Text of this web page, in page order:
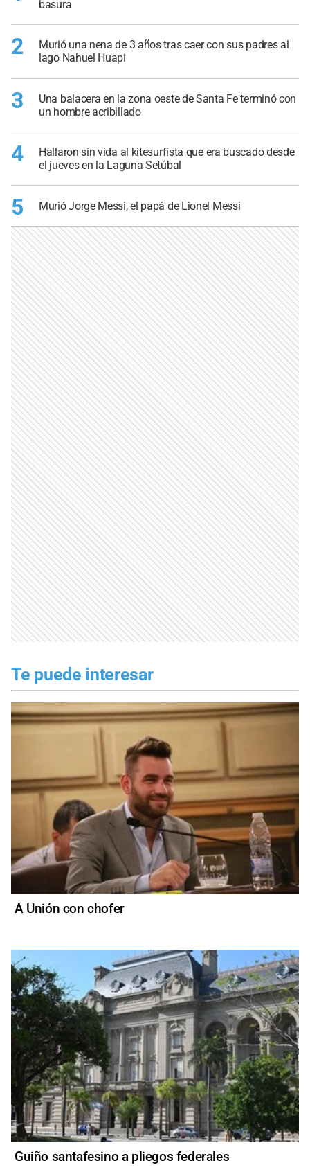
basura
2
Murió una nena de 3 años tras caer con sus padres al
lago Nahuel Huapi
3
Una balacera en la zona oeste de Santa Fe terminó con
un hombre acribillado
4
Hallaron sin vida al kitesurfista que era buscado desde
el jueves en la Laguna Setúbal
5 Murió Jorge Messi, el papá de Lionel Messi
Te puede interesar
A Unión con chofer
Guiño santafesino a pliegos federales